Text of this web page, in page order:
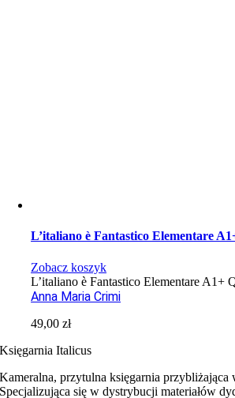
L’italiano è Fantastico Elementare
Zobacz koszyk
L’italiano è Fantastico Elementare A1+
Anna Maria Crimi
49,00zł
Księgarnia Italicus
Kameralna, przytulna księgarnia przybliżająca
Specjalizująca się w dystrybucji materiałów